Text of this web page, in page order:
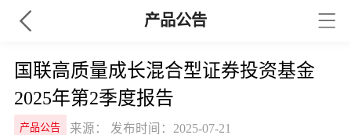
产品公告
国联高质量成长混合型证券投资基金
2025年第2季度报告
产品公告 来源： 发布时间：2025-07-21